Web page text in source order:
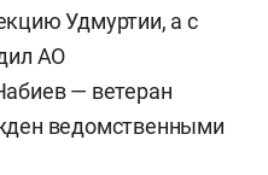
Удмуртии, а с
АО
— ветеран
ведомственными